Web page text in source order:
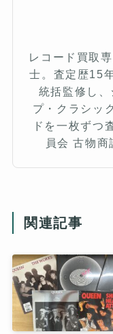
レコード買取
士。査定歴15
統括監修し
プ・クラシッ
ドを一枚ずつ
員会 古物
関連記事